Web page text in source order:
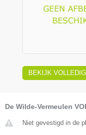
BEKIJK
De Wilde-Vermeulen
Niet gevestigd in de